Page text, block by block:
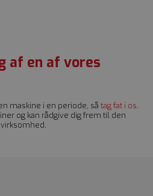
af en af vores
maskine i en periode, så tag fat i os.
og kan rådgive dig frem til den